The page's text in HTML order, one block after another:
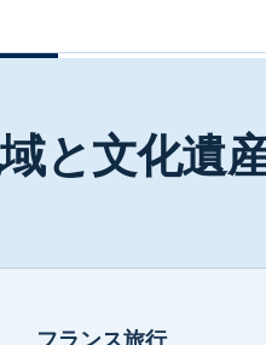
と文化遺
フランス旅行